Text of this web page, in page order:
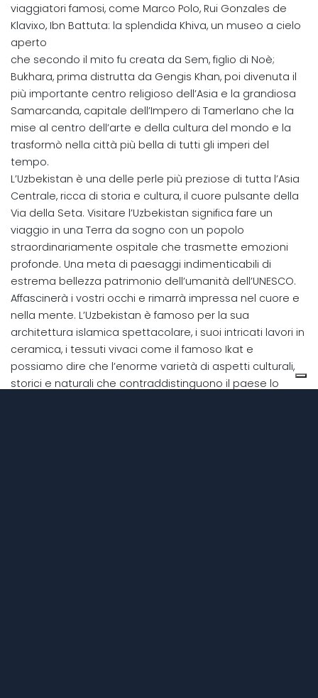
viaggiatori famosi, come Marco Polo, Rui Gonzales de
Klavixo, Ibn Battuta: la splendida Khiva, un museo a cielo
aperto
che secondo il mito fu creata da Sem, figlio di Noè;
Bukhara, prima distrutta da Gengis Khan, poi divenuta il
più importante centro religioso dell’Asia e la grandiosa
Samarcanda, capitale dell’Impero di Tamerlano che la
mise al centro dell’arte e della cultura del mondo e la
trasformò nella città più bella di tutti gli imperi del
tempo.
L’Uzbekistan è una delle perle più preziose di tutta l’Asia
Centrale, ricca di storia e cultura, il cuore pulsante della
Via della Seta. Visitare l’Uzbekistan significa fare un
viaggio in una Terra da sogno con un popolo
straordinariamente ospitale che trasmette emozioni
profonde. Una meta di paesaggi indimenticabili di
estrema bellezza patrimonio dell’umanità dell’UNESCO.
Affascinerà i vostri occhi e rimarrà impressa nel cuore e
nella mente. L’Uzbekistan è famoso per la sua
architettura islamica spettacolare, i suoi intricati lavori in
ceramica, i tessuti vivaci come il famoso Ikat e
possiamo dire che l’enorme varietà di aspetti culturali,
storici e naturali che contraddistinguono il paese lo